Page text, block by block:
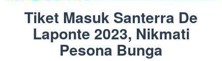
Tiket Masuk Santerra De
Laponte 2023, Nikmati
Pesona Bunga